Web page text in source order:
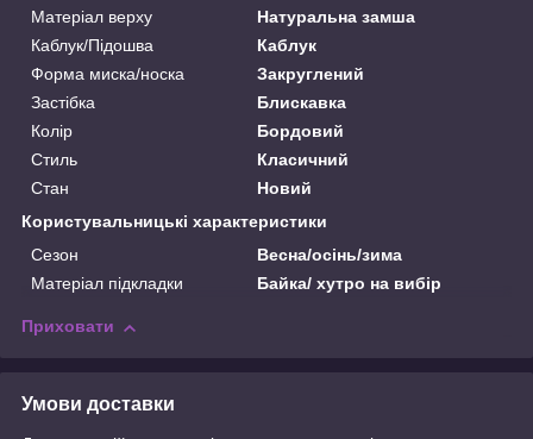
Матеріал верху
Натуральна замша
Каблук/Підошва
Каблук
Форма миска/носка
Закруглений
Застібка
Блискавка
Колір
Бордовий
Стиль
Класичний
Стан
Новий
Користувальницькі характеристики
Сезон
Весна/осінь/зима
Матеріал підкладки
Байка/ хутро на вибір
Приховати
Умови доставки